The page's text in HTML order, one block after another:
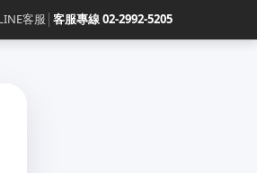
客服 客服專線 02-2992-5205